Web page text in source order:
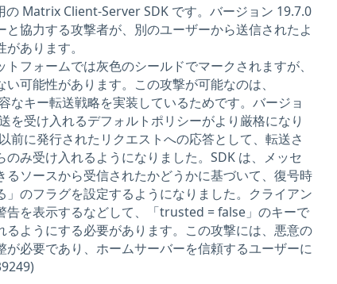
Matrix Client-Server SDK です。バージョン 19.7.0
協力する攻撃者が、別のユーザーから送信されたよ
あります。
フォームでは灰色のシールドでマークされますが、
可能性があります。この攻撃が可能なのは、
キー転送戦略を実装しているためです。バージョ
受け入れるデフォルトポリシーがより厳格になり
前に発行されたリクエストへの応答として、転送さ
み受け入れるようになりました。SDK は、メッセ
ソースから受信されたかどうかに基づいて、復号時
のフラグを設定するようになりました。クライアン
告を表示するなどして、「trusted = false」のキーで
ようにする必要があります。この攻撃には、悪意の
必要であり、ホームサーバーを信頼するユーザーに